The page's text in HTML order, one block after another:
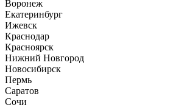
Воронеж
Екатеринбург
Ижевск
Краснодар
Красноярск
Нижний Новгород
Новосибирск
Пермь
Саратов
Сочи